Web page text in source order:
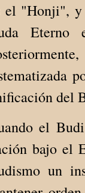
el "Honji", y
Eterno
del
el
bajo el
un